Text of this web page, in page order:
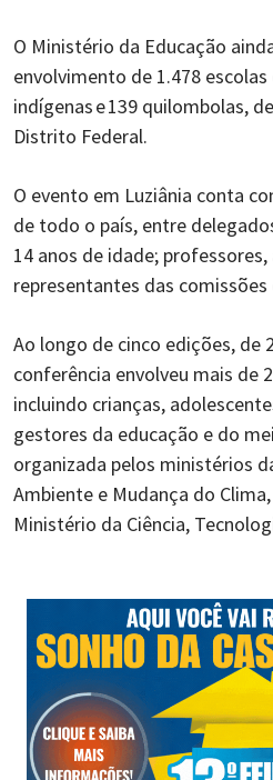
O Ministério da Educação
envolvimento de 1.478 escolas
indígenas e 139 quilombolas,
Distrito Federal.
O evento em Luziânia conta
de todo o país, entre
14 anos de idade;
representantes das
Ao longo de cinco edições, de
conferência envolveu mais de
incluindo crianças,
gestores da educação e do
organizada pelos ministérios
Ambiente e Mudança do
Ministério da Ciência,